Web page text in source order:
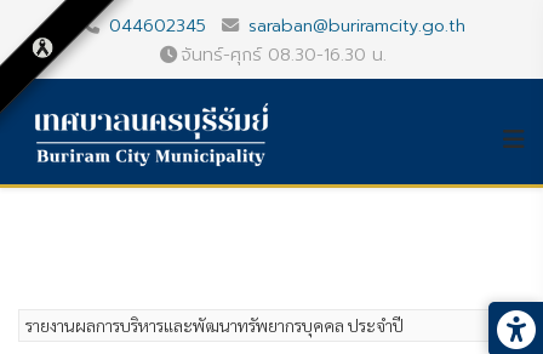
044602345
saraban@buriramcity.go.th
จันทร์-ศุกร์ 08.30-16.30 น.
รายงานผลการบริหารและพัฒนาทรัพยากรบุคคล ประจำปี